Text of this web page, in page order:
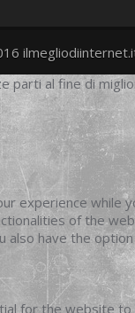
parti al fine di
experience
of the
also have the
for the website